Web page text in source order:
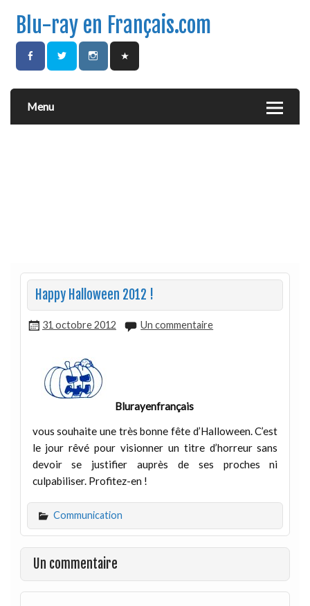
Blu-ray en Français.com
Menu
Happy Halloween 2012 !
31 octobre 2012 Un commentaire
Blurayenfrançais
vous souhaite une très bonne fête d’Halloween. C’est
le jour rêvé pour visionner un titre d’horreur sans
devoir se justifier auprès de ses proches ni
culpabiliser. Profitez-en !
Communication
Un commentaire